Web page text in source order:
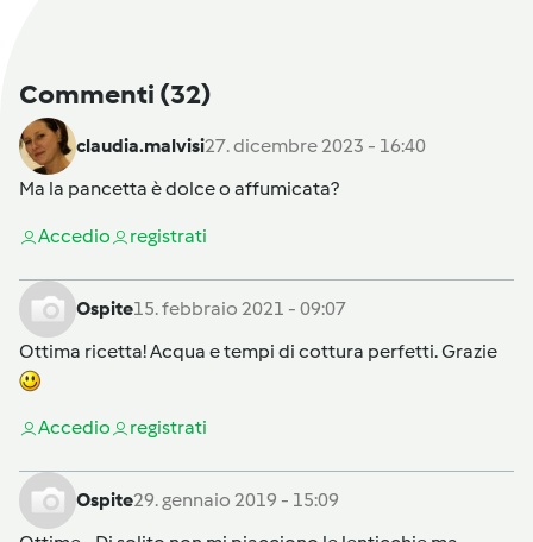
Commenti (32)
claudia.malvisi27. dicembre 2023 - 16:40
Ma la pancetta è dolce o affumicata?
Accedio registrati
Ospite15. febbraio 2021 - 09:07
Ottima ricetta! Acqua e tempi di cottura perfetti. Grazie
Accedio registrati
Ospite29. gennaio 2019 - 15:09